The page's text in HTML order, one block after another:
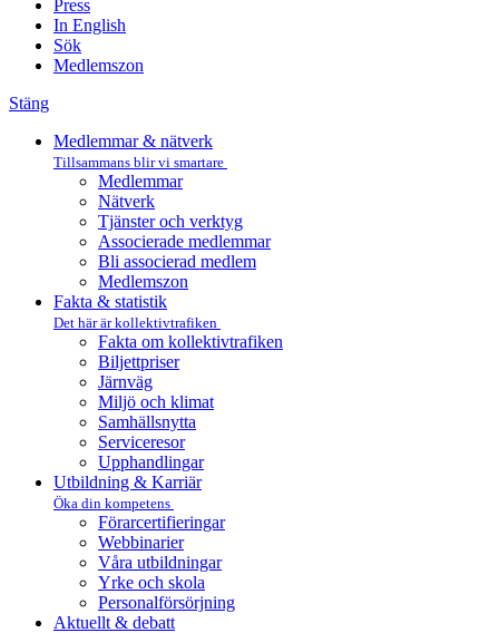
Press
In English
Sök
Medlemszon
Stäng
Medlemmar & nätverk
Tillsammans blir vi smartare
Medlemmar
Nätverk
Tjänster och verktyg
Associerade medlemmar
Bli associerad medlem
Medlemszon
Fakta & statistik
Det här är kollektivtrafiken
Fakta om kollektivtrafiken
Biljettpriser
Järnväg
Miljö och klimat
Samhällsnytta
Serviceresor
Upphandlingar
Utbildning & Karriär
Öka din kompetens
Förarcertifieringar
Webbinarier
Våra utbildningar
Yrke och skola
Personalförsörjning
Aktuellt & debatt